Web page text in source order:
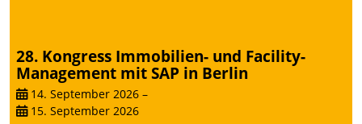
28. Kongress Immobilien- und Facility-
Management mit SAP in Berlin
14. September 2026 –
15. September 2026